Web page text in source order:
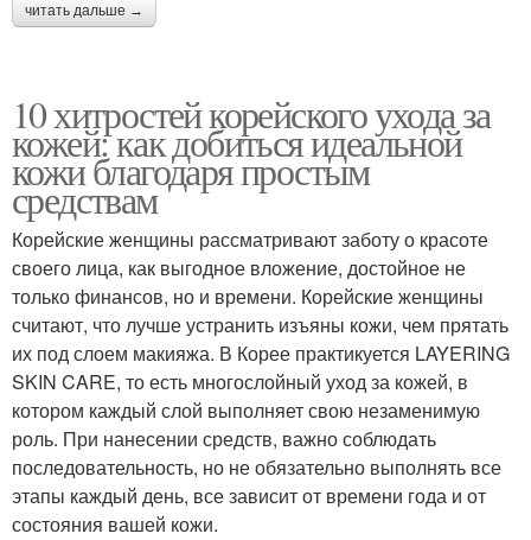
читать дальше →
10 хитростей корейского ухода за
кожей: как добиться идеальной
кожи благодаря простым
средствам
Корейские женщины рассматривают заботу о красоте
своего лица, как выгодное вложение, достойное не
только финансов, но и времени. Корейские женщины
считают, что лучше устранить изъяны кожи, чем прятать
их под слоем макияжа. В Корее практикуется LAYERING
SKIN CARE, то есть многослойный уход за кожей, в
котором каждый слой выполняет свою незаменимую
роль. При нанесении средств, важно соблюдать
последовательность, но не обязательно выполнять все
этапы каждый день, все зависит от времени года и от
состояния вашей кожи.